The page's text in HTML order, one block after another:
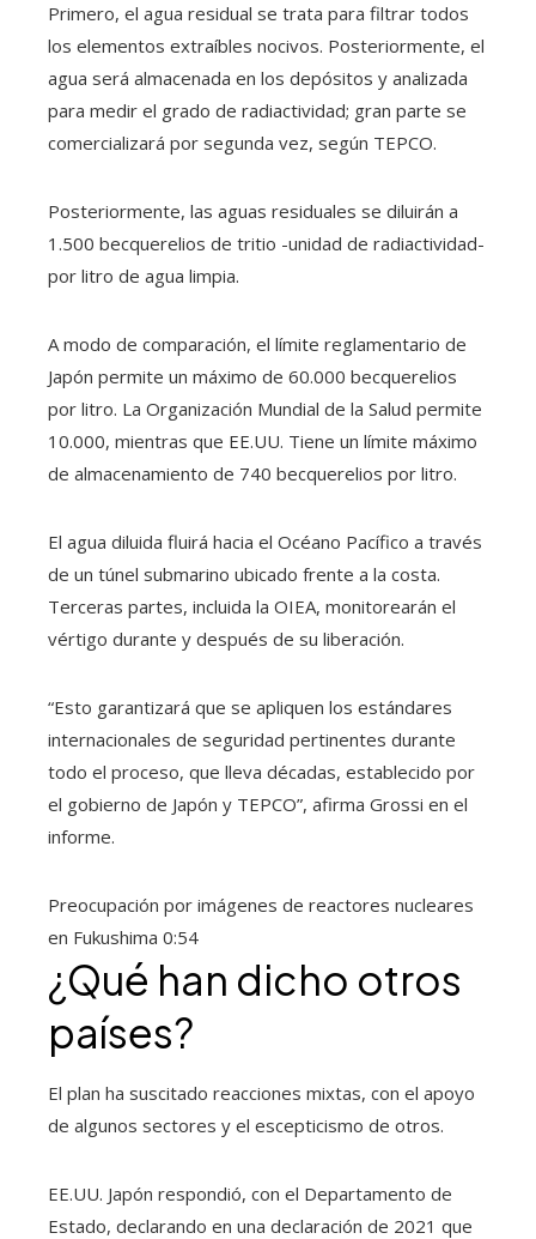
Primero, el agua residual se trata para filtrar todos
los elementos extraíbles nocivos. Posteriormente, el
agua será almacenada en los depósitos y analizada
para medir el grado de radiactividad; gran parte se
comercializará por segunda vez, según TEPCO.
Posteriormente, las aguas residuales se diluirán a
1.500 becquerelios de tritio -unidad de radiactividad-
por litro de agua limpia.
A modo de comparación, el límite reglamentario de
Japón permite un máximo de 60.000 becquerelios
por litro. La Organización Mundial de la Salud permite
10.000, mientras que EE.UU. Tiene un límite máximo
de almacenamiento de 740 becquerelios por litro.
El agua diluida fluirá hacia el Océano Pacífico a través
de un túnel submarino ubicado frente a la costa.
Terceras partes, incluida la OIEA, monitorearán el
vértigo durante y después de su liberación.
“Esto garantizará que se apliquen los estándares
internacionales de seguridad pertinentes durante
todo el proceso, que lleva décadas, establecido por
el gobierno de Japón y TEPCO”, afirma Grossi en el
informe.
Preocupación por imágenes de reactores nucleares
en Fukushima 0:54
¿Qué han dicho otros
países?
El plan ha suscitado reacciones mixtas, con el apoyo
de algunos sectores y el escepticismo de otros.
EE.UU. Japón respondió, con el Departamento de
Estado, declarando en una declaración de 2021 que